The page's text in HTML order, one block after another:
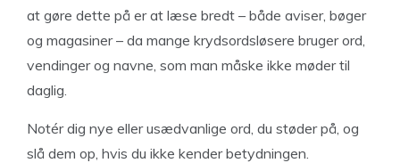
at gøre dette på er at læse bredt – både aviser, bøger
og magasiner – da mange krydsordsløsere bruger ord,
vendinger og navne, som man måske ikke møder til
daglig.
Notér dig nye eller usædvanlige ord, du støder på, og
slå dem op, hvis du ikke kender betydningen.